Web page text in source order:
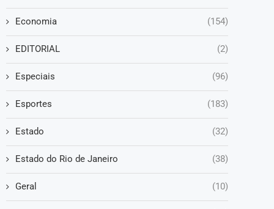
Economia (154)
EDITORIAL (2)
Especiais (96)
Esportes (183)
Estado (32)
Estado do Rio de Janeiro (38)
Geral (10)